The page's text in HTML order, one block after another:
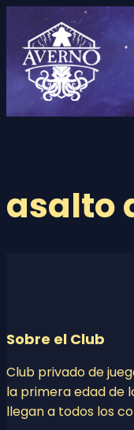
contenido
asalto
Sobre el Club
Club privado de
la primera edad de
llegan a todos los